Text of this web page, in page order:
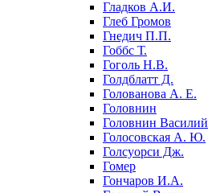
Гладков А.И.
Глеб Громов
Гнедич П.П.
Гоббс Т.
Гоголь Н.В.
Голдблатт Д.
Голованова А. Е.
Головнин
Головнин Василий
Голосовская А. Ю.
Голсуорси Дж.
Гомер
Гончаров И.А.